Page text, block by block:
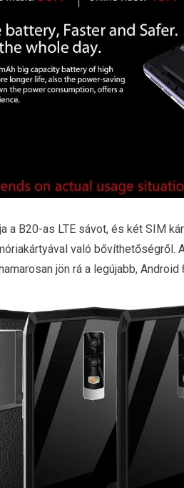
a B20-as LTE sávot, és két SIM
való bővíthetőségről.
jön rá a legújabb,